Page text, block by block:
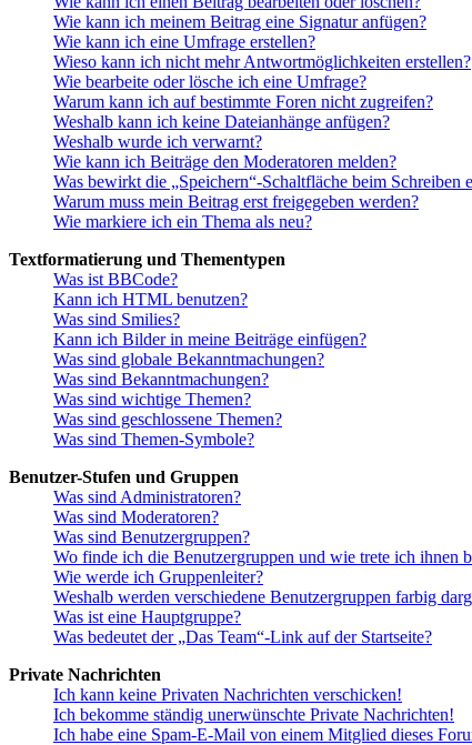
Wie kann ich meinem Beitrag eine Signatur anfügen?
Wie kann ich eine Umfrage erstellen?
Wieso kann ich nicht mehr Antwortmöglichkeiten erstellen?
Wie bearbeite oder lösche ich eine Umfrage?
Warum kann ich auf bestimmte Foren nicht zugreifen?
Weshalb kann ich keine Dateianhänge anfügen?
Weshalb wurde ich verwarnt?
Wie kann ich Beiträge den Moderatoren melden?
Was bewirkt die „Speichern“-Schaltfläche beim Schreiben
Warum muss mein Beitrag erst freigegeben werden?
Wie markiere ich ein Thema als neu?
Textformatierung und Thementypen
Was ist BBCode?
Kann ich HTML benutzen?
Was sind Smilies?
Kann ich Bilder in meine Beiträge einfügen?
Was sind globale Bekanntmachungen?
Was sind Bekanntmachungen?
Was sind wichtige Themen?
Was sind geschlossene Themen?
Was sind Themen-Symbole?
Benutzer-Stufen und Gruppen
Was sind Administratoren?
Was sind Moderatoren?
Was sind Benutzergruppen?
Wo finde ich die Benutzergruppen und wie trete ich ihnen
Wie werde ich Gruppenleiter?
Weshalb werden verschiedene Benutzergruppen farbig
Was ist eine Hauptgruppe?
Was bedeutet der „Das Team“-Link auf der Startseite?
Private Nachrichten
Ich kann keine Privaten Nachrichten verschicken!
Ich bekomme ständig unerwünschte Private Nachrichten!
Ich habe eine Spam-E-Mail von einem Mitglied dieses